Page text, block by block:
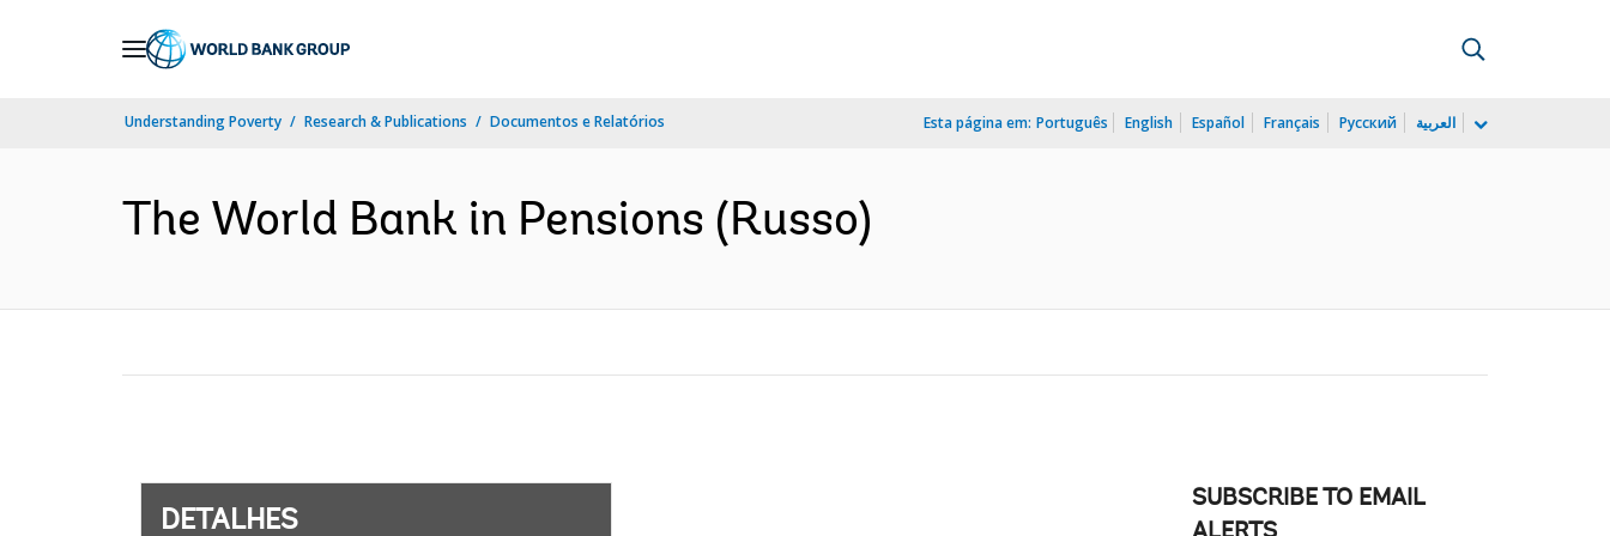
Understanding Poverty Research & Publications Documentos e Relatórios Esta página em: Português English Español Français Русский العربية
The World Bank in Pensions (Russo)
DETALHES
SUBSCRIBE TO EMAIL